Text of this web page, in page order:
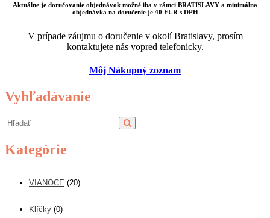
Aktuálne je doručovanie objednávok možné iba v rámci BRATISLAVY a minimálna
objednávka na doručenie je 40 EUR s DPH
V prípade záujmu o doručenie v okolí Bratislavy, prosím
kontaktujete nás vopred telefonicky.
Môj Nákupný zoznam
Vyhľadávanie
Kategórie
VIANOCE (20)
Klíčky (0)